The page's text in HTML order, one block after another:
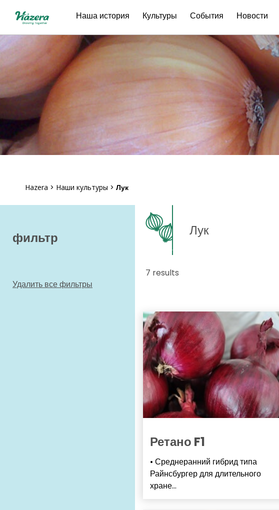
Наша история Культуры События Новости
Hazera > Наши культуры > Лук
фильтр
Удалить все фильтры
Лук
7 results
Ретано F1
• Среднеранний гибрид типа
Райнсбургер для длительного
хране...